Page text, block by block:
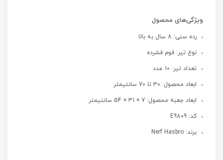
ویژگی‌های محصول
رده سنی: 8 سال به بالا
نوع تیر: فوم فشرده
تعداد تیر: 10 عدد
ابعاد محصول: 30 تا 70 سانتیمتر
ابعاد جعبه محصول: 7 × 31 × 54 سانتیمتر
کد: E9809
برند: Nerf Hasbro